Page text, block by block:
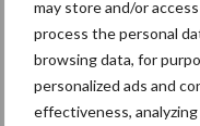
may store and/or
process the personal
browsing data, for
personalized ads and
effectiveness,